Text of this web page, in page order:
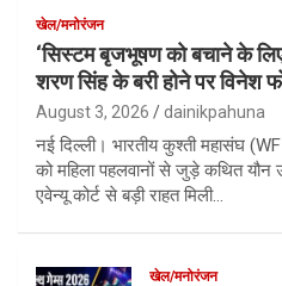
खेल/मनोरंजन
‘सिस्टम बृजभूषण को बचाने के
शरण सिंह के बरी होने पर विनेश
August 3, 2026 dainikpahuna
नई दिल्ली। भारतीय कुश्ती महासंघ
को महिला पहलवानों से जुड़े कथित यौन
एवेन्यू कोर्ट से बड़ी राहत मिली…
खेल/मनोरंजन